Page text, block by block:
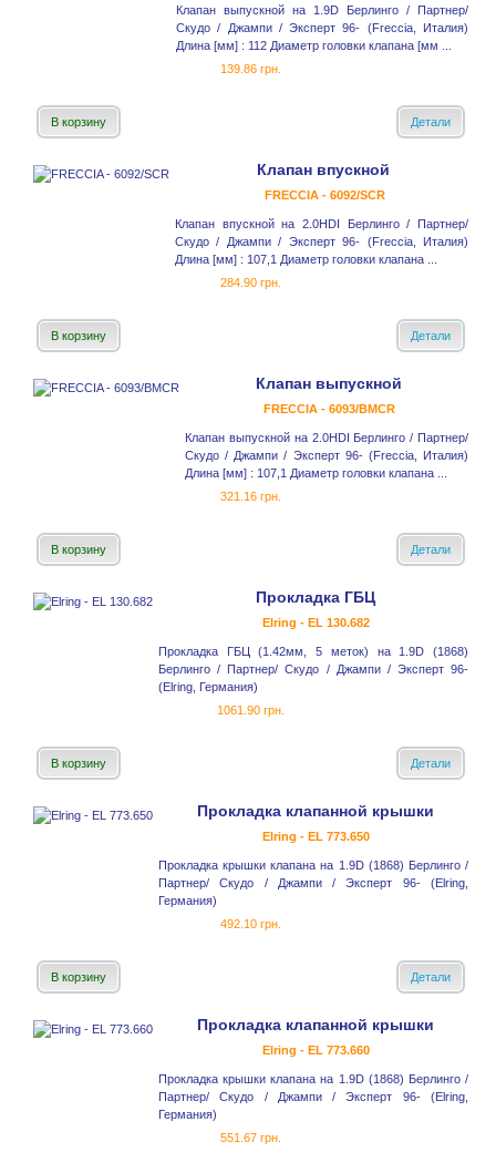
Клапан выпускной на 1.9D Берлинго / Партнер/
Скудо / Джампи / Эксперт 96- (Freccia, Италия)
Длина [мм] : 112 Диаметр головки клапана [мм ...
139.86 грн.
В корзину Детали
Клапан впускной
FRECCIA - 6092/SCR
Клапан впускной на 2.0HDI Берлинго / Партнер/
Скудо / Джампи / Эксперт 96- (Freccia, Италия)
Длина [мм] : 107,1 Диаметр головки клапана ...
284.90 грн.
В корзину Детали
Клапан выпускной
FRECCIA - 6093/BMCR
Клапан выпускной на 2.0HDI Берлинго / Партнер/
Скудо / Джампи / Эксперт 96- (Freccia, Италия)
Длина [мм] : 107,1 Диаметр головки клапана ...
321.16 грн.
В корзину Детали
Прокладка ГБЦ
Elring - EL 130.682
Прокладка ГБЦ (1.42мм, 5 меток) на 1.9D (1868)
Берлинго / Партнер/ Скудо / Джампи / Эксперт 96-
(Elring, Германия)
1061.90 грн.
В корзину Детали
Прокладка клапанной крышки
Elring - EL 773.650
Прокладка крышки клапана на 1.9D (1868) Берлинго /
Партнер/ Скудо / Джампи / Эксперт 96- (Elring,
Германия)
492.10 грн.
В корзину Детали
Прокладка клапанной крышки
Elring - EL 773.660
Прокладка крышки клапана на 1.9D (1868) Берлинго /
Партнер/ Скудо / Джампи / Эксперт 96- (Elring,
Германия)
551.67 грн.